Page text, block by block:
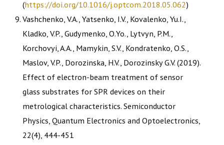
(https://doi.org/10.1016/j.optcom.2018.05.062)
Vashchenko, V.A., Yatsenko, I.V., Kovalenko, Yu.I.,
Kladko, V.P., Gudymenko, O.Yo., Lytvyn, P.M.,
Korchovyi, A.A., Mamykin, S.V., Kondratenko, O.S.,
Maslov, V.P., Dorozinska, H.V., Dorozinsky G.V. (2019).
Effect of electron-beam treatment of sensor
glass substrates for SPR devices on their
metrological characteristics. Semiconductor
Physics, Quantum Electronics and Optoelectronics,
22(4), 444-451